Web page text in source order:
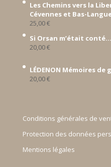
Les Chemins vers la
Cévennes et Bas-
25,00€
Si Orsan m’était conté...
20,00€
LÉDENON Mémoires de
20,00€
Conditions générales de
Protection des données
Mentions légales